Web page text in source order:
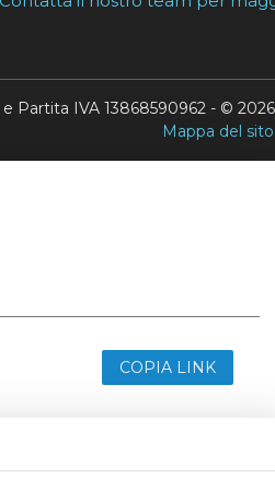
Partita IVA 13868590962 - ©
Mappa del sito
COPIA LINK